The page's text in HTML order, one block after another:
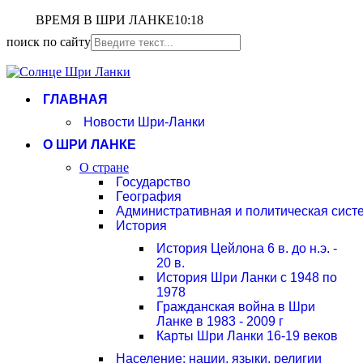
ВРЕМЯ В ШРИ ЛАНКЕ10:18
поиск по сайту
ГЛАВНАЯ
Новости Шри-Ланки
О ШРИ ЛАНКЕ
О стране
Государство
География
Административная и политическая
История
История Цейлона 6 в. до н.э. -
20 в.
История Шри Ланки с 1948 по
1978
Гражданская война в Шри
Ланке в 1983 - 2009 г
Карты Шри Ланки 16-19 веков
Население: нации, языки, религии